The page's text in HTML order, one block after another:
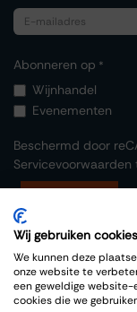
Abonneren op *
Wijnhandel
Evenementen
Beschermd door
Servicevoorwaarden
Wij gebruiken cookies
We kunnen deze
onze website te
een geweldige website-
cookies die we